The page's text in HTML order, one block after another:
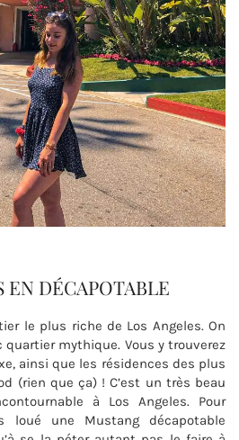
EN DÉCAPOTABLE
le plus riche de Los Angeles. On
mythique. Vous y trouverez
ainsi que les résidences des plus
(rien que ça) ! C’est un très beau
à Los Angeles. Pour
loué une Mustang décapotable